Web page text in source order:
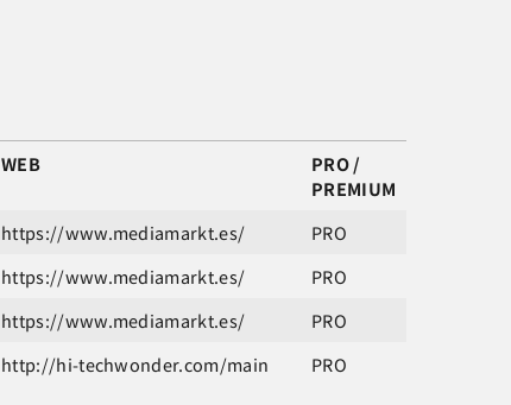
WEB
PRO /
PREMIUM
https://www.mediamarkt.es/
PRO
https://www.mediamarkt.es/
PRO
https://www.mediamarkt.es/
PRO
http://hi-techwonder.com/main PRO